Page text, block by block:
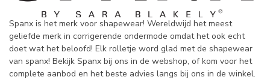
Spanx is het merk voor shapewear! Wereldwijd het meest
geliefde merk in corrigerende ondermode omdat het ook echt
doet wat het beloofd! Elk rolletje word glad met de shapewear
van spanx! Bekijk Spanx bij ons in de webshop, of kom voor het
complete aanbod en het beste advies langs bij ons in de winkel.